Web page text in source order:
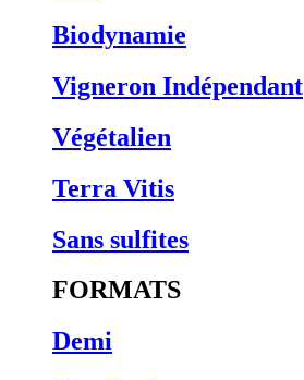
Biodynamie
Vigneron Indépendant
Végétalien
Terra Vitis
Sans sulfites
FORMATS
Demi